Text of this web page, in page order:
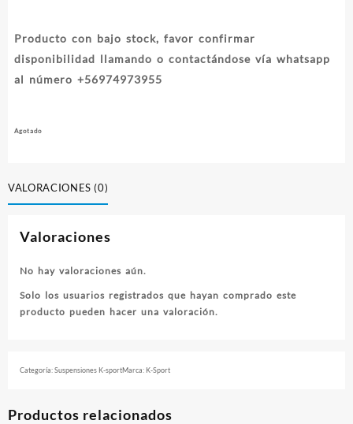
Producto con bajo stock, favor confirmar
disponibilidad llamando o contactándose vía whatsapp
al número +56974973955​⁠​
Agotado
VALORACIONES (0)
Valoraciones
No hay valoraciones aún.
Solo los usuarios registrados que hayan comprado este
producto pueden hacer una valoración.
Categoría:Suspensiones K-sportMarca: K-Sport
Productos relacionados